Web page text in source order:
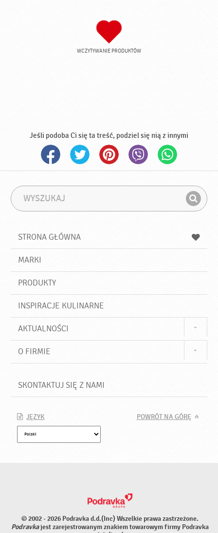
WCZYTYWANIE PRODUKTÓW
Jeśli podoba Ci się ta treść, podziel się nią z innymi
W
s
u
k
a
j
a
a
Z
a
j
STRONA GŁÓWNA
MARKI
PRODUKTY
INSPIRACJE KULINARNE
AKTUALNOŚCI
O FIRMIE
SKONTAKTUJ SIĘ Z NAMI
JĘZYK POWRÓT NA GÓRĘ
© 2002 - 2026 Podravka d.d.(Inc) Wszelkie prawa zastrzeżone.
Podravkajest zarejestrowanym znakiem towarowym firmy Podravka